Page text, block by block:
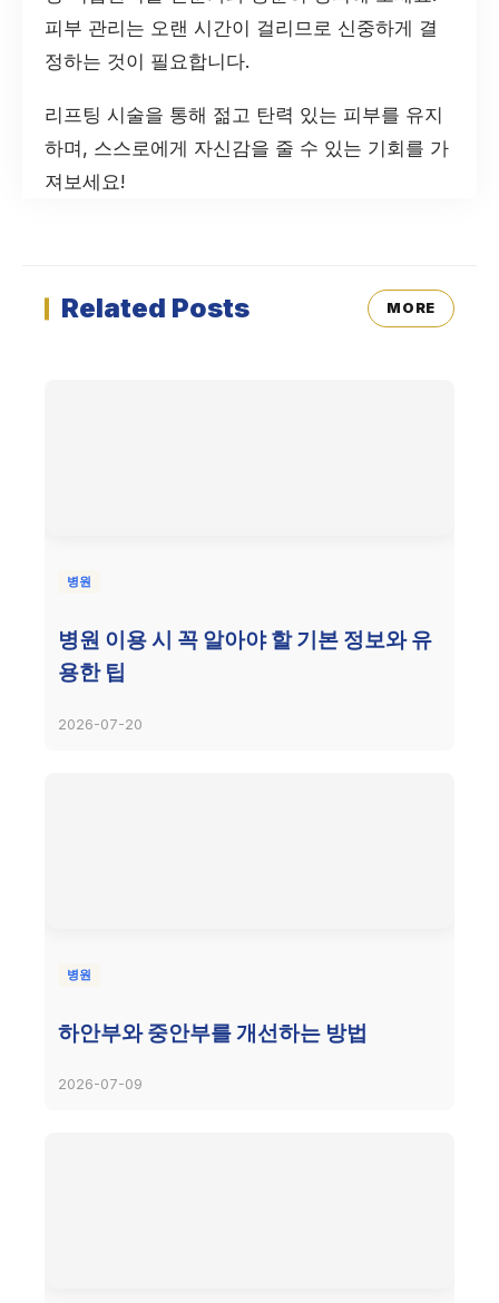
피부 관리는 오랜 시간이 걸리므로 신중하게 결
정하는 것이 필요합니다.
리프팅 시술을 통해 젊고 탄력 있는 피부를 유지
하며, 스스로에게 자신감을 줄 수 있는 기회를 가
져보세요!
Related Posts MORE
병원
병원 이용 시 꼭 알아야 할 기본 정보와 유
용한 팁
2026-07-20
병원
하안부와 중안부를 개선하는 방법
2026-07-09